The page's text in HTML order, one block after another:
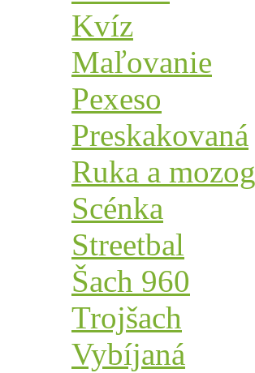
Kvíz
Maľovanie
Pexeso
Preskakovaná
Ruka a mozog
Scénka
Streetbal
Šach 960
Trojšach
Vybíjaná